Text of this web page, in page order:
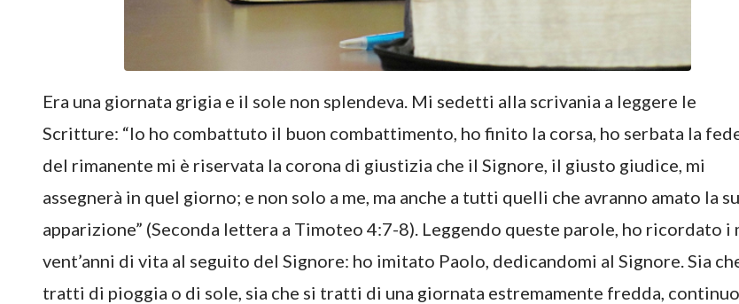
Era una giornata grigia e il sole non splendeva. Mi sedetti alla scrivania a leggere le
Scritture: “Io ho combattuto il buon combattimento, ho finito la corsa, ho serbata la
del rimanente mi è riservata la corona di giustizia che il Signore, il giusto giudice, mi
assegnerà in quel giorno; e non solo a me, ma anche a tutti quelli che avranno amato la
apparizione” (Seconda lettera a Timoteo 4:7-8). Leggendo queste parole, ho ricordato i
vent’anni di vita al seguito del Signore: ho imitato Paolo, dedicandomi al Signore. Sia
tratti di pioggia o di sole, sia che si tratti di una giornata estremamente fredda,